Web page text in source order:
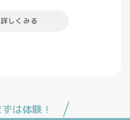
詳しくみる
ずは体験！